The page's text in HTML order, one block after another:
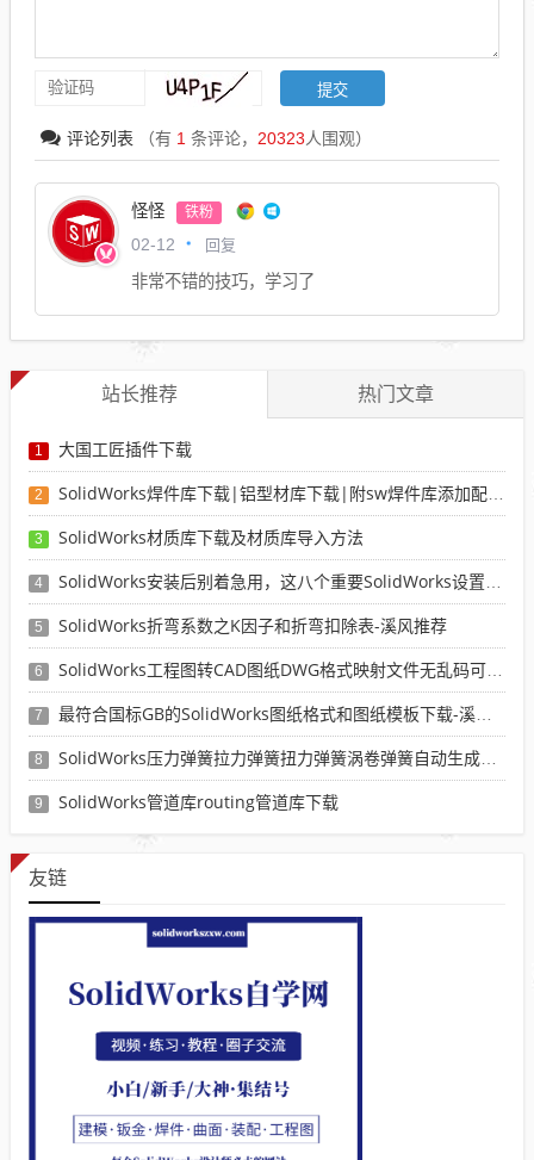
评论列表 （有 1 条评论， 20323人围观）
怪怪 铁粉
02-12 回复
非常不错的技巧，学习了
站长推荐 热门文章
1 大国工匠插件下载
2 SolidWorks焊件库下载|铝型材库下载|附sw焊件库添加配置使用教程
3 SolidWorks材质库下载及材质库导入方法
4 SolidWorks安装后别着急用，这八个重要SolidWorks设置可以提高你的画图效率
5 SolidWorks折弯系数之K因子和折弯扣除表-溪风推荐
6 SolidWorks工程图转CAD图纸DWG格式映射文件无乱码可分层-溪风亲测推荐
7 最符合国标GB的SolidWorks图纸格式和图纸模板下载-溪风专用版
8 SolidWorks压力弹簧拉力弹簧扭力弹簧涡卷弹簧自动生成宏程序下载
9 SolidWorks管道库routing管道库下载
友链